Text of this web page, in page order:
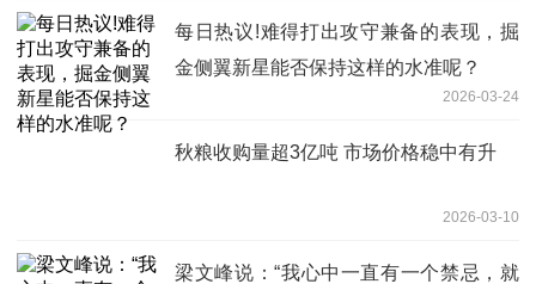
每日热议!难得打出攻守兼备的表现，掘
金侧翼新星能否保持这样的水准呢？
2026-03-24
秋粮收购量超3亿吨 市场价格稳中有升
2026-03-10
梁文峰说：“我心中一直有一个禁忌，就